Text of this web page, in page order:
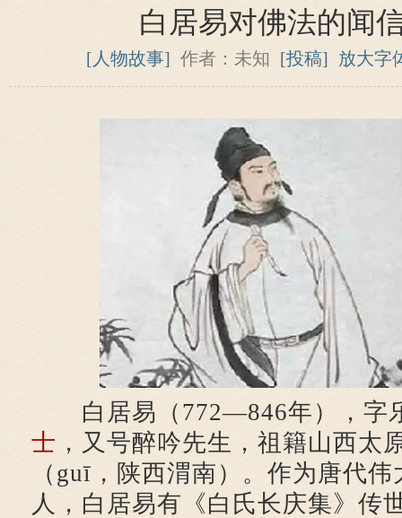
白居易对佛法的闻
[人物故事] 作者：未知 [投稿] 放大字
白居易（772—846年），字
士 ，又号醉吟先生，祖籍山西太
（guī，陕西渭南）。作为唐代
人，白居易有《白氏长庆集》传